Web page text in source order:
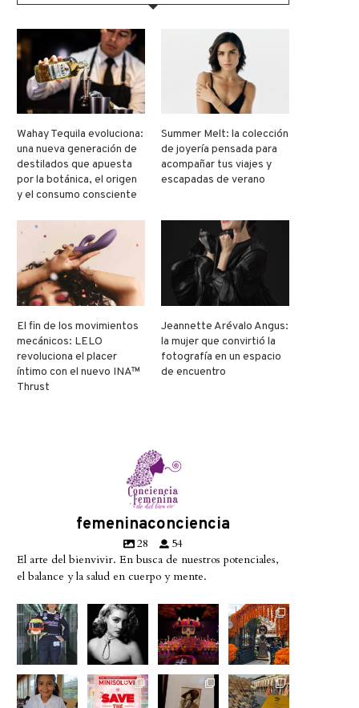
Wahay Tequila evoluciona:
una nueva generación de
destilados que apuesta
por la botánica, el origen
y el consumo consciente
Summer Melt: la colección
de joyería pensada para
acompañar tus viajes y
escapadas de verano
El fin de los movimientos
mecánicos: LELO
revoluciona el placer
íntimo con el nuevo INA™
Thrust
Jeannette Arévalo Angus:
la mujer que convirtió la
fotografía en un espacio
de encuentro
femeninaconciencia
28
54
El arte del bienvivir. En busca de nuestros potenciales,
el balance y la salud en cuerpo y mente.
Conoce a
@betty_ra
cing08 la
piloto
Descanse
en paz la
gran diva
del cine
A partir de
hoy
miercoles
23 de
No te
pierdas la
exhibición
de
En un
La
Hoy
Este fin de